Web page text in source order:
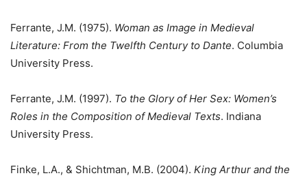
Ferrante, J.M. (1975). Woman as Image in Medieval
Literature: From the Twelfth Century to Dante. Columbia
University Press.
Ferrante, J.M. (1997). To the Glory of Her Sex: Women’s
Roles in the Composition of Medieval Texts. Indiana
University Press.
Finke, L.A., & Shichtman, M.B. (2004). King Arthur and the